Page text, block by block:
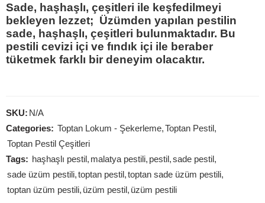
Sade, haşhaşlı, çeşitleri ile keşfedilmeyi
bekleyen lezzet; Üzümden yapılan pestilin
sade, haşhaşlı, çeşitleri bulunmaktadır. Bu
pestili cevizi içi ve fındık içi ile beraber
tüketmek farklı bir deneyim olacaktır.
SKU: N/A
Categories: Toptan Lokum - Şekerleme,Toptan Pestil ,
Toptan Pestil Çeşitleri
Tags: haşhaşlı pestil , malatya pestili, pestil ,sade pestil ,
sade üzüm pestili,toptan pestil ,toptan sade üzüm pestili,
toptan üzüm pestili, üzüm pestil , üzüm pestili